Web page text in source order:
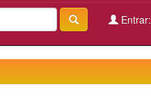
Entrar: